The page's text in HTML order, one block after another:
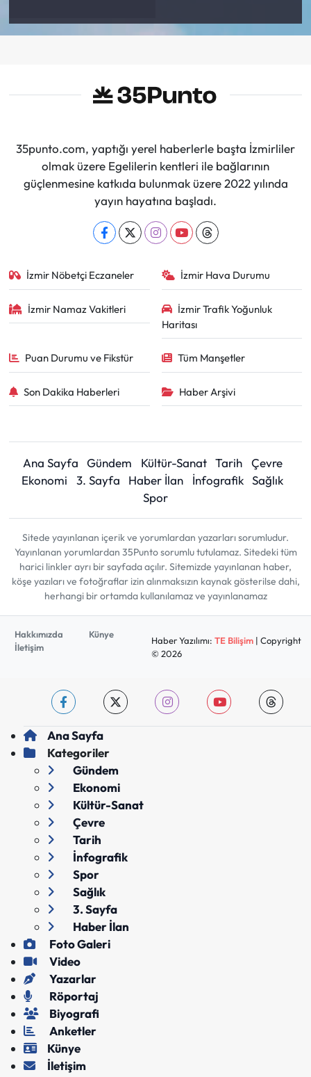
35punto.com, yaptığı yerel haberlerle başta İzmirliler
olmak üzere Egelilerin kentleri ile bağlarının
güçlenmesine katkıda bulunmak üzere 2022 yılında
yayın hayatına başladı.
İzmir Nöbetçi Eczaneler İzmir Hava Durumu
İzmir Namaz Vakitleri
İzmir Trafik Yoğunluk
Haritası
Puan Durumu ve Fikstür Tüm Manşetler
Son Dakika Haberleri Haber Arşivi
Ana Sayfa Gündem Kültür-Sanat Tarih
Çevre
Ekonomi
3. Sayfa Haber İlan İnfografik Sağlık
Spor
Sitede yayınlanan içerik ve yorumlardan yazarları sorumludur.
Yayınlanan yorumlardan 35Punto sorumlu tutulamaz. Sitedeki tüm
harici linkler ayrı bir sayfada açılır. Sitemizde yayınlanan haber,
köşe yazıları ve fotoğraflar izin alınmaksızın kaynak gösterilse dahi,
herhangi bir ortamda kullanılamaz ve yayınlanamaz
Hakkımızda
Künye
İletişim
Haber Yazılımı: TE Bilişim| Copyright
© 2026
Ana Sayfa
Kategoriler
Gündem
Ekonomi
Kültür-Sanat
Çevre
Tarih
İnfografik
Spor
Sağlık
3. Sayfa
Haber İlan
Foto Galeri
Video
Yazarlar
Röportaj
Biyografi
Anketler
Künye
İletişim